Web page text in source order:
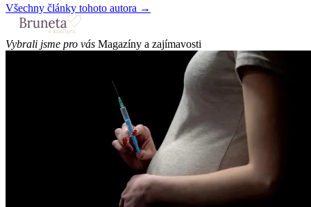
Všechny články tohoto autora →
Vybrali jsme pro vás Magazíny a zajímavosti